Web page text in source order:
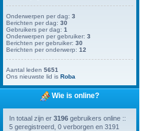
Onderwerpen per dag: 3
Berichten per dag: 30
Gebruikers per dag: 1
Onderwerpen per gebruiker: 3
Berichten per gebruiker: 30
Berichten per onderwerp: 12
Aantal leden 5651
Ons nieuwste lid is Roba
Wie is online?
In totaal zijn er 3196 gebruikers online ::
5 geregistreerd, 0 verborgen en 3191